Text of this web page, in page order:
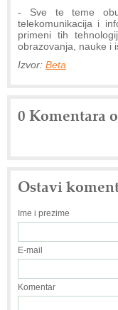
- Sve te teme
telekomunikacija i
primeni tih
obrazovanja, nauke i
Izvor: Beta
0 Komentara
Ostavi
Ime i prezime
E-mail
Komentar